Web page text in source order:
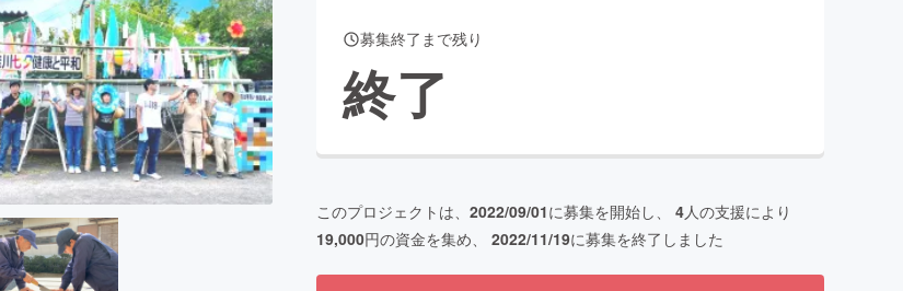
CAMPFIRE for Social GoodCAMPFIRE Creation
CAMPFIREふるさと納税machi-yaコミュニティ
募集終了まで残り
終了
このプロジェクトは、 2022/09/01に募集を開始し、 4人の支援により
19,000円の資金を集め、 2022/11/19に募集を終了しました